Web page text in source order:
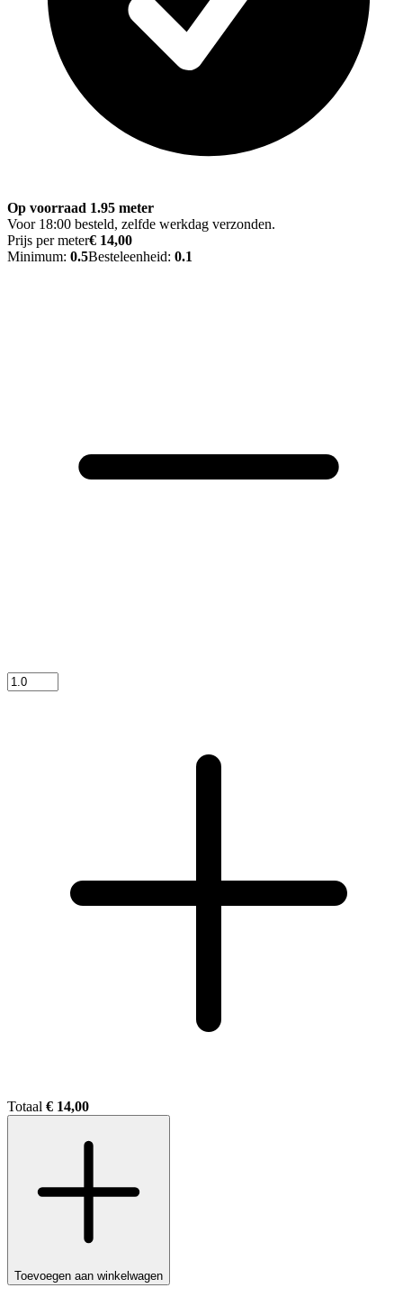
Op voorraad 1.95 meter
Voor 18:00 besteld, zelfde werkdag verzonden.
Prijs per meter€ 14,00
Minimum: 0.5Besteleenheid: 0.1
Totaal € 14,00
Toevoegen aan winkelwagen